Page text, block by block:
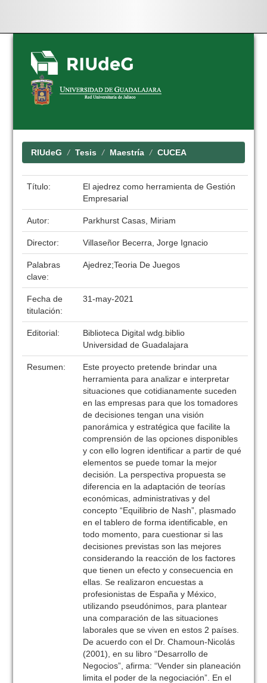
Skip
navigation
RIUdeG Tesis Maestría CUCEA
Título:
El ajedrez como herramienta de Gestión
Empresarial
Autor: Parkhurst Casas, Miriam
Director: Villaseñor Becerra, Jorge Ignacio
Palabras
clave:
Ajedrez;Teoria De Juegos
Fecha de
titulación:
31-may-2021
Editorial:
Biblioteca Digital wdg.biblio
Universidad de Guadalajara
Resumen:
Este proyecto pretende brindar una
herramienta para analizar e interpretar
situaciones que cotidianamente suceden
en las empresas para que los tomadores
de decisiones tengan una visión
panorámica y estratégica que facilite la
comprensión de las opciones disponibles
y con ello logren identificar a partir de qué
elementos se puede tomar la mejor
decisión. La perspectiva propuesta se
diferencia en la adaptación de teorías
económicas, administrativas y del
concepto “Equilibrio de Nash”, plasmado
en el tablero de forma identificable, en
todo momento, para cuestionar si las
decisiones previstas son las mejores
considerando la reacción de los factores
que tienen un efecto y consecuencia en
ellas. Se realizaron encuestas a
profesionistas de España y México,
utilizando pseudónimos, para plantear
una comparación de las situaciones
laborales que se viven en estos 2 países.
De acuerdo con el Dr. Chamoun-Nicolás
(2001), en su libro “Desarrollo de
Negocios”, afirma: “Vender sin planeación
limita el poder de la negociación”. En el